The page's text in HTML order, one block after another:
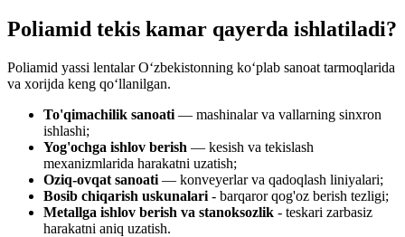
Poliamid tekis kamar qayerda ishlatiladi?
Poliamid yassi lentalar O‘zbekistonning ko‘plab sanoat tarmoqlarida
va xorijda keng qo‘llanilgan.
To'qimachilik sanoati — mashinalar va vallarning sinxron
ishlashi;
Yog'ochga ishlov berish — kesish va tekislash
mexanizmlarida harakatni uzatish;
Oziq-ovqat sanoati — konveyerlar va qadoqlash liniyalari;
Bosib chiqarish uskunalari - barqaror qog'oz berish tezligi;
Metallga ishlov berish va stanoksozlik - teskari zarbasiz
harakatni aniq uzatish.